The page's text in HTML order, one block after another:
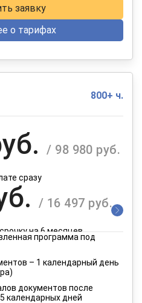
заявку
о тарифах
800+ ч.
/ 98 980 руб.
сразу
/ 16 497 руб.
на 6 месяцев
/ 8 249 руб.
на 12 месяцев
программа под
– 1 календарный день
документов после
календарных дней